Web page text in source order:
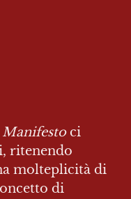
Manifesto ci
ritenendo
molteplicità di
di